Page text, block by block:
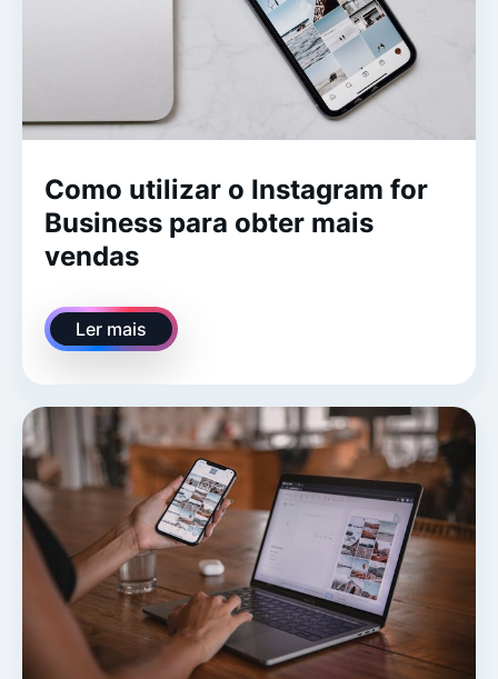
Como utilizar o Instagram for
Business para obter mais
vendas
Ler mais